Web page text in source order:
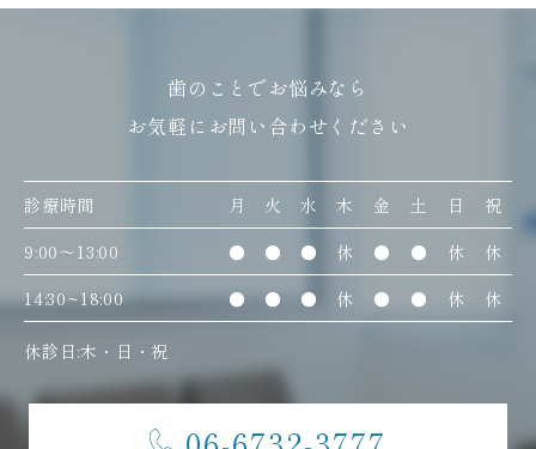
歯のことでお悩みなら
お気軽にお問い合わせください
診療時間 月 火 水 木 金 土 日
祝
9:00〜13:00
● ● ● 休 ● ● 休
休
14:30~18:00
● ● ● 休 ● ● 休 休
休診日:木・日・祝